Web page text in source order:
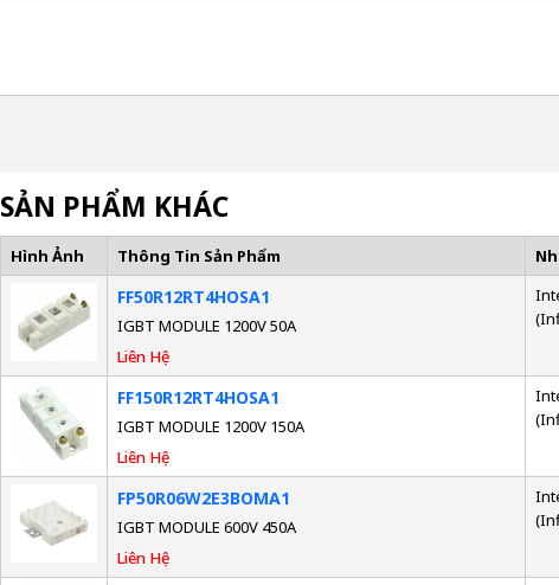
SẢN PHẨM KHÁC
Hình Ảnh Thông Tin Sản Phẩm
FF50R12RT4HOSA1
IGBT MODULE 1200V 50A
Liên Hệ
FF150R12RT4HOSA1
IGBT MODULE 1200V 150A
Liên Hệ
FP50R06W2E3BOMA1
IGBT MODULE 600V 450A
Liên Hệ